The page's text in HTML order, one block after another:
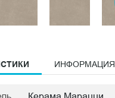
ИНФОРМАЦИЯ